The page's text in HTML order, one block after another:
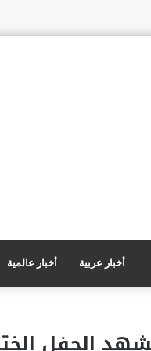
أخبار عربية أخبار عالمية